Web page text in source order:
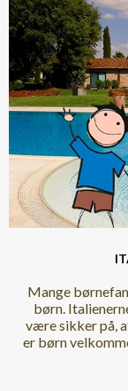
Mange
børn.
være sikker på,
er børn